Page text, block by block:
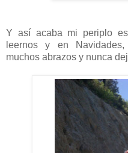
Y así acaba mi periplo
leernos y en Navidades,
muchos abrazos y nunca